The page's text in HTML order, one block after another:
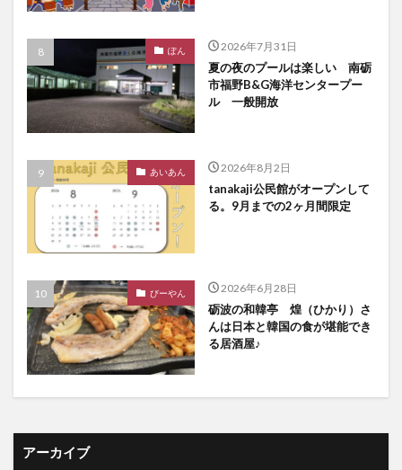
ぽん 2026年7月31日
夏の夜のプールは楽しい 南砺
市福野B&G海洋センタープー
ル 一般開放
あいあん 2026年8月2日
tanakaji公民館がオープンして
る。9月までの2ヶ月間限定
びーやん 2026年6月28日
砺波の和韓亭 煌（ひかり）さ
んは日本と韓国の食が堪能でき
る居酒屋♪
アーカイブ